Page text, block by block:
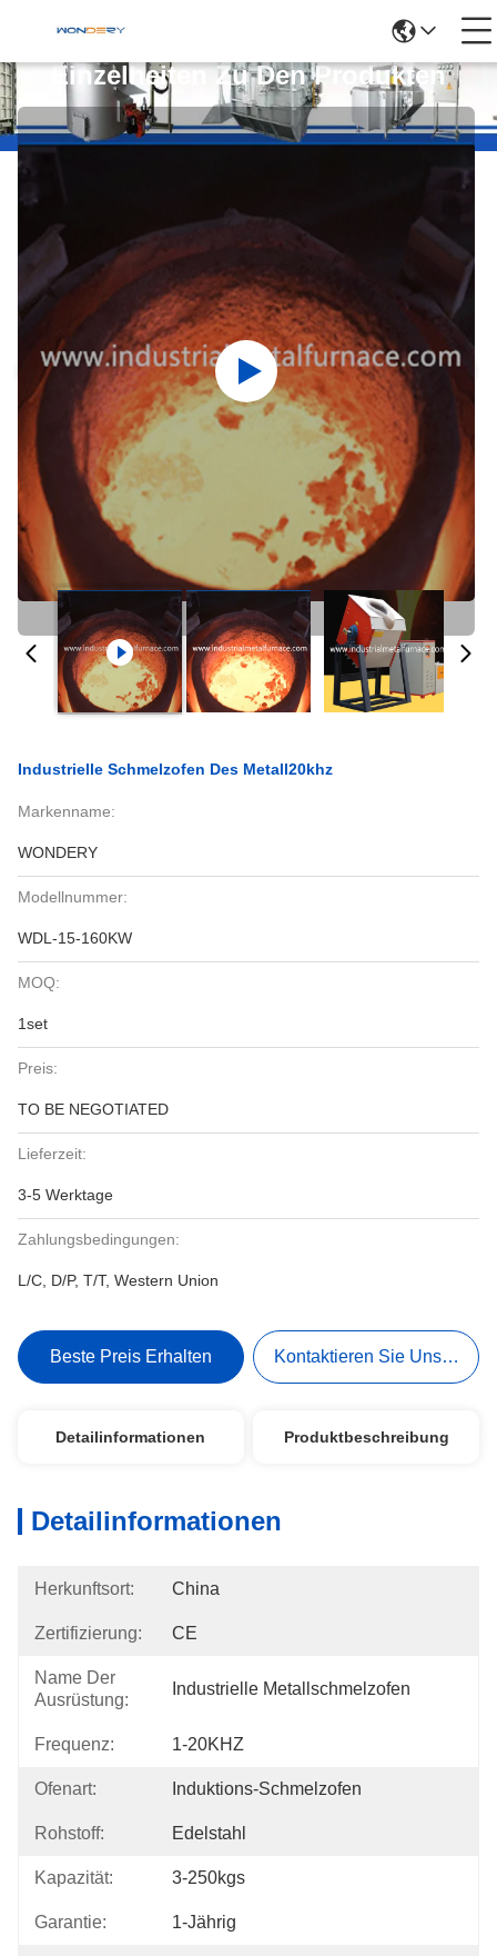
Einzelheiten Zu Den Produkten
Industrielle Schmelzofen Des Metall20khz
Markenname:
WONDERY
Modellnummer:
WDL-15-160KW
MOQ:
1set
Preis:
TO BE NEGOTIATED
Lieferzeit:
3-5 Werktage
Zahlungsbedingungen:
L/C, D/P, T/T, Western Union
Beste Preis Erhalten Kontaktieren Sie Uns Jetzt
Detailinformationen Produktbeschreibung
Detailinformationen
Herkunftsort: China
Zertifizierung: CE
Name Der
Ausrüstung:
Industrielle Metallschmelzofen
Frequenz: 1-20KHZ
Ofenart: Induktions-Schmelzofen
Rohstoff: Edelstahl
Kapazität: 3-250kgs
Garantie: 1-Jährig